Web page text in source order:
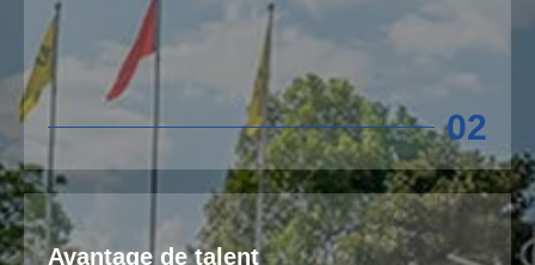
02
Avantage de talent